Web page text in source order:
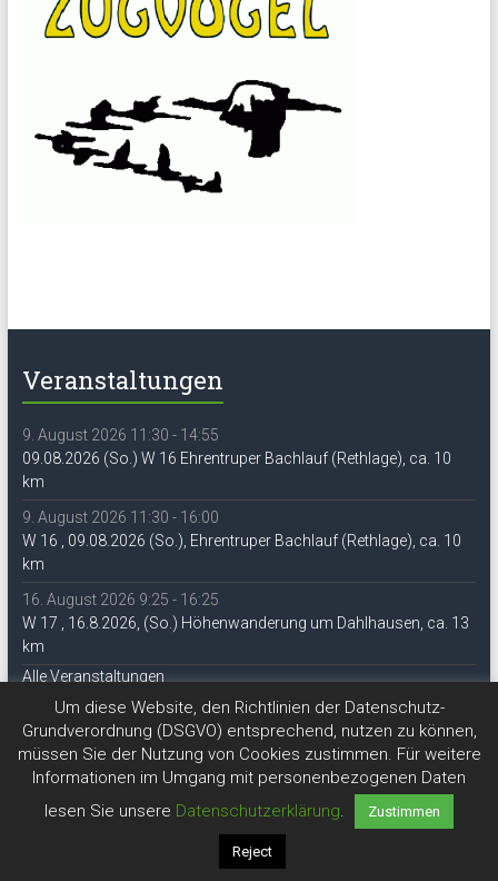
Veranstaltungen
9. August 2026 11:30 - 14:55
09.08.2026 (So.) W 16 Ehrentruper Bachlauf (Rethlage), ca. 10
km
9. August 2026 11:30 - 16:00
W 16 , 09.08.2026 (So.), Ehrentruper Bachlauf (Rethlage), ca. 10
km
16. August 2026 9:25 - 16:25
W 17 , 16.8.2026, (So.) Höhenwanderung um Dahlhausen, ca. 13
km
Alle Veranstaltungen
DAV Lippe-Detmold
Um diese Website, den Richtlinien der Datenschutz-
Grundverordnung (DSGVO) entsprechend, nutzen zu können,
müssen Sie der Nutzung von Cookies zustimmen. Für weitere
Informationen im Umgang mit personenbezogenen Daten
lesen Sie unsere Datenschutzerklärung. Zustimmen
Reject